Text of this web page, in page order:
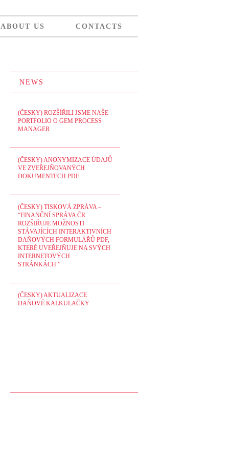
ABOUT US CONTACTS
NEWS
(ČESKY) ROZŠÍŘILI JSME NAŠE
PORTFOLIO O GEM PROCESS
MANAGER
(ČESKY) ANONYMIZACE ÚDAJŮ
VE ZVEŘEJŇOVANÝCH
DOKUMENTECH PDF
(ČESKY) TISKOVÁ ZPRÁVA –
“FINANČNÍ SPRÁVA ČR
ROZŠIŘUJE MOŽNOSTI
STÁVAJÍCÍCH INTERAKTIVNÍCH
DAŇOVÝCH FORMULÁŘŮ PDF,
KTERÉ UVEŘEJŇUJE NA SVÝCH
INTERNETOVÝCH
STRÁNKÁCH.”
(ČESKY) AKTUALIZACE
DAŇOVÉ KALKULAČKY